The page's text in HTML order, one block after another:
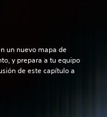
un nuevo mapa de
y prepara a tu equipo
de este capítulo a